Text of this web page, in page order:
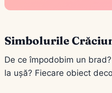
Simbolurile
De ce împodobim un
la ușă? Fiecare obiect